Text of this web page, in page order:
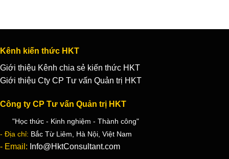
Kênh kiến thức HKT
Giới thiệu Kênh chia sẻ kiến thức HKT
Giới thiệu Cty CP Tư vấn Quản trị HKT
Công ty CP Tư vấn Quản trị HKT
"Học thức - Kinh nghiệm - Thành công"
- Địa chỉ: Bắc Từ Liêm, Hà Nội, Việt Nam
- Email: Info@HktConsultant.com